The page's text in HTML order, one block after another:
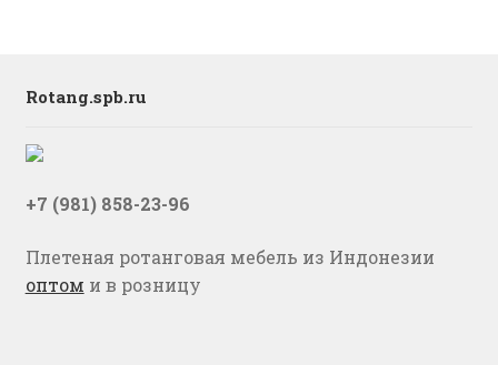
Rotang.spb.ru
+7 (981) 858-23-96
Плетеная ротанговая мебель из Индонезии
оптом и в розницу